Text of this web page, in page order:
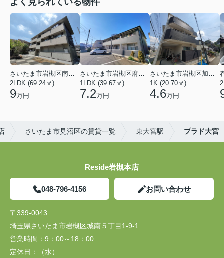
よく見られている物件
さいたま市岩槻区南平野４丁目
2LDK (69.24㎡)
9万円
さいたま市岩槻区府内１丁目
1LDK (39.67㎡)
7.2万円
さいたま市岩槻区加倉１丁目
1K (20.70㎡)
4.6万円
さいたま市見沼区の賃貸一覧 東大宮駅 プラド大宮
Reside岩槻本店
048-796-4156 お問い合わせ
〒339-0043
埼玉県さいたま市岩槻区城南５丁目1-9-1
営業時間： 9：00～18：00
定休日：
（水）